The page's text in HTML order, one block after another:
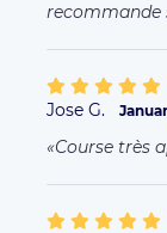
recommande
Jose G.
Course très